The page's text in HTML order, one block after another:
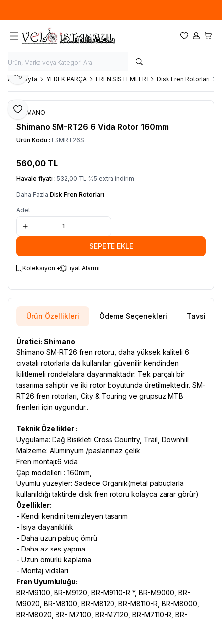
Favorilerim
Hesabım
Ana Sayfa YEDEK PARÇA FREN SİSTEMLERİ Disk Fren Rotorları
Favoriye Ekle
Paylaş
SHIMANO
Shimano SM-RT26 6 Vida Rotor 160mm
Ürün Kodu : ESMRT26S
560,00 TL
Havale fiyatı : 532,00 TL %5 extra indirim
Daha Fazla Disk Fren Rotorları
Adet
SEPETE EKLE
Koleksiyon + Fiyat Alarmı
Ürün Özellikleri Ödeme Seçenekleri Tavsiye Et
Üretici: Shimano
Shimano SM-RT26 fren rotoru, daha yüksek kaliteli 6
cıvatalı rotorlarla da kullanılan güvenilir kendinden
kilitlemeli rondelalara dayanmaktadır. Tek parçalı bir
tasarıma sahiptir ve iki rotor boyutunda üretilmektedir. SM-
RT26 fren rotorları, City & Touring ve grupsuz MTB
frenleri için uygundur..
Teknik Özellikler :
Uygulama: Dağ Bisikleti Cross Country, Trail, Downhill
Malzeme: Alüminyum /paslanmaz çelik
Fren montajı:6 vida
Çap modelleri : 160mm,
Uyumlu yüzeyler: Sadece Organik(metal pabuçlarla
kullanıldığı taktirde disk fren rotoru kolayca zarar görür)
Özellikler:
- Kendi kendini temizleyen tasarım
- Isıya dayanıklılık
- Daha uzun pabuç ömrü
- Daha az ses yapma
- Uzun ömürlü kaplama
- Montaj vidaları
Fren Uyumluluğu:
BR-M9100, BR-M9120, BR-M9110-R *, BR-M9000, BR-
M9020, BR-M8100, BR-M8120, BR-M8110-R, BR-M8000,
BR-M8020, BR- M7100, BR-M7120, BR-M7110-R, BR-